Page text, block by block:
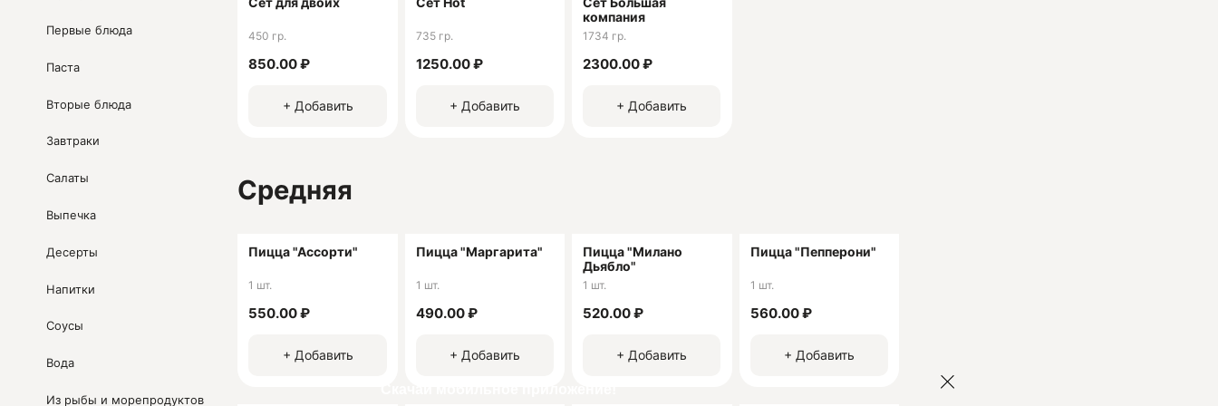
Первые блюда
Паста
Вторые блюда
Завтраки
Салаты
Выпечка
Десерты
Напитки
Соусы
Вода
Из рыбы и морепродуктов
поужинать в домашней атмосфере в "Яем" работает доставка.
ИП Дмитриенко Надежда Григорьевна
ИНН 230104795420
450 гр.
850.00 ₽
+ Добавить
735 гр.
1250.00 ₽
+ Добавить
компания
1734 гр.
2300.00 ₽
+ Добавить
Средняя
Пицца "Ассорти"
1 шт.
550.00 ₽
+ Добавить
Пицца "Маргарита"
1 шт.
490.00 ₽
+ Добавить
Пицца "Милано
Дьябло"
1 шт.
520.00 ₽
+ Добавить
Пицца "Пепперони"
1 шт.
560.00 ₽
+ Добавить